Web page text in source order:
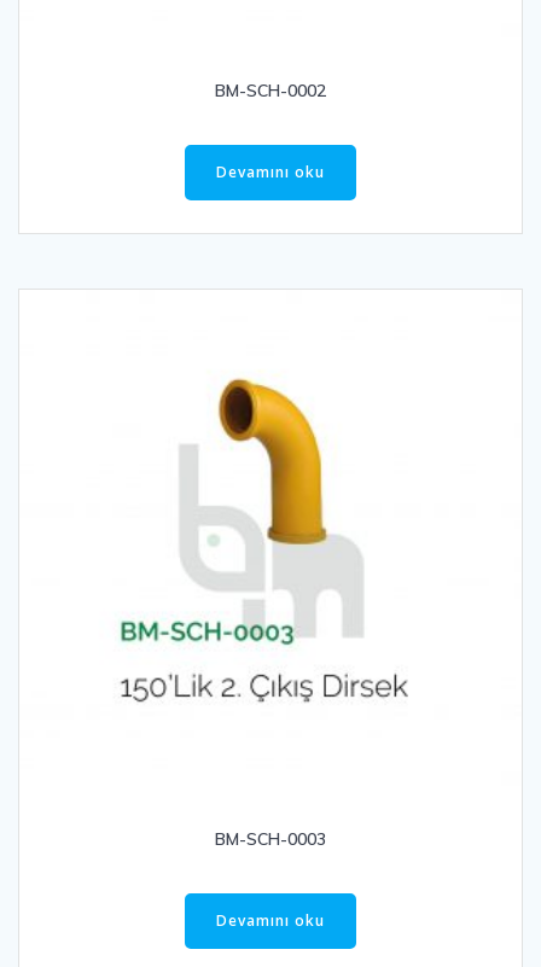
BM-SCH-0002
Devamını oku
BM-SCH-0003
Devamını oku